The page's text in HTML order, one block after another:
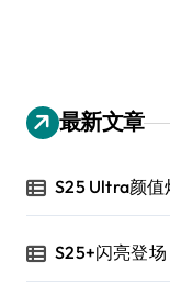
最新文章
S25 Ultra颜值
S25+闪亮登场